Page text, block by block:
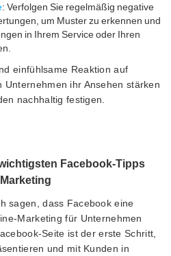
: Verfolgen Sie regelmäßig negative
um Muster zu erkennen und
in Ihrem Service oder Ihren
einfühlsame Reaktion auf
Unternehmen ihr Ansehen stärken
nachhaltig festigen.
Facebook-Tipps
sagen, dass Facebook eine
Marketing für Unternehmen
Seite ist der erste Schritt,
und mit Kunden in